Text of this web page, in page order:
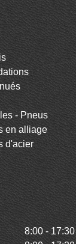
- Pneus
en alliage
d'acier
8:00 - 17:30